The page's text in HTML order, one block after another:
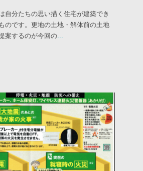
自分たちの思い描く住宅が建築でき
のです。更地の土地・解体前の土地
案するのが今回の...